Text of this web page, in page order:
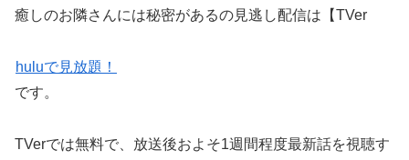
癒しのお隣さんには秘密があるの見逃し配信は【TVer
huluで見放題！
です。
TVerでは無料で、放送後およそ1週間程度最新話を視聴す